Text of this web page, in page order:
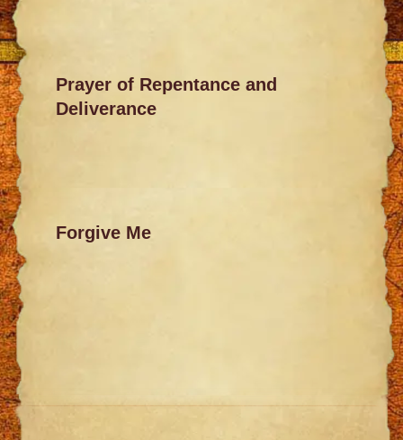
Prayer of Repentance and
Deliverance
Forgive Me